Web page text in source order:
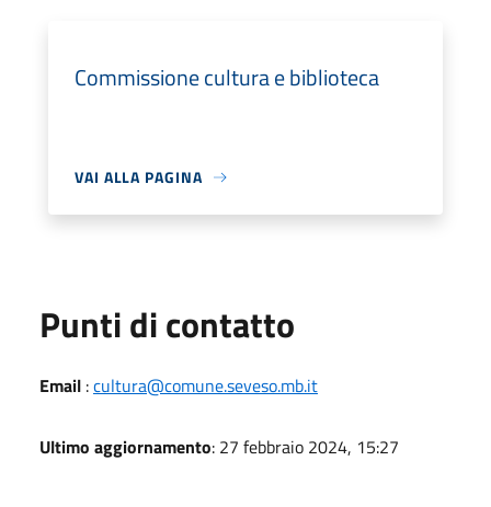
Commissione cultura e biblioteca
VAI ALLA PAGINA
Punti di contatto
Email :cultura@comune.seveso.mb.it
Ultimo aggiornamento: 27 febbraio 2024, 15:27